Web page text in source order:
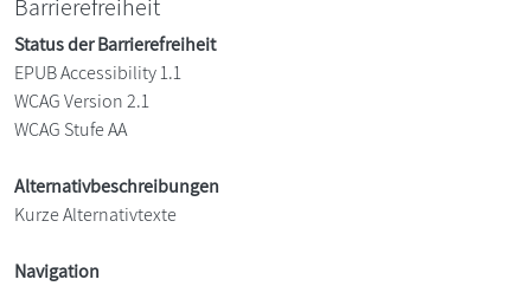
Barrierefreiheit
Status der Barrierefreiheit
EPUB Accessibility 1.1
WCAG Version 2.1
WCAG Stufe AA
Alternativbeschreibungen
Kurze Alternativtexte
Navigation